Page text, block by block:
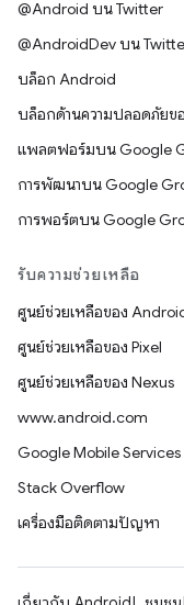
@Android บน Twitter
@AndroidDev บน
บล็อก Android
บล็อกด้านความปลอดภัยข
แพลตฟอร์มบน Google
การพัฒนาบน Google
การพอร์ตบน Google
รับความช่วยเหลือ
ศูนย์ช่วยเหลือของ
ศูนย์ช่วยเหลือของ Pixel
ศูนย์ช่วยเหลือของ Nexus
www.android.com
Google Mobile Services
Stack Overflow
เครื่องมือติดตามปัญหา